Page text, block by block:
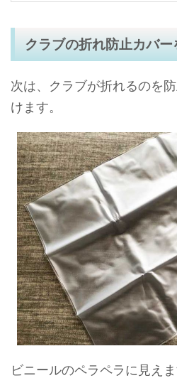
クラブの折れ防止カバー
次は、クラブが折れるのを
けます。
ビニールのペラペラに見え